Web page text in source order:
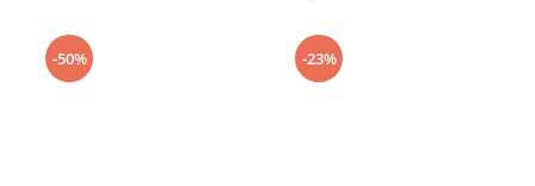
-50% -23%